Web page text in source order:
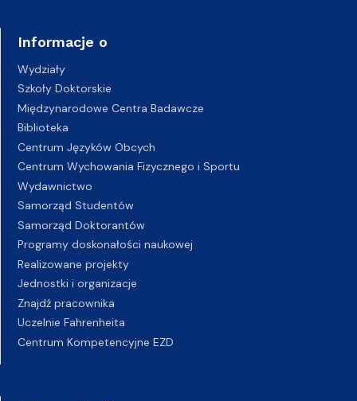
Informacje o
Wydziały
Szkoły Doktorskie
Międzynarodowe Centra Badawcze
Biblioteka
Centrum Języków Obcych
Centrum Wychowania Fizycznego i Sportu
Wydawnictwo
Samorząd Studentów
Samorząd Doktorantów
Programy doskonałości naukowej
Realizowane projekty
Jednostki i organizacje
Znajdź pracownika
Uczelnie Fahrenheita
Centrum Kompetencyjne EZD